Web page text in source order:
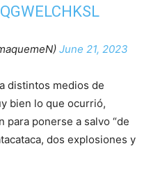
June 21, 2023
distintos medios de
bien lo que ocurrió,
ponerse a salvo “de
dos explosiones y